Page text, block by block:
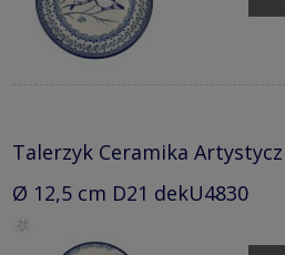
Talerzyk Ceramika
Ø 12,5 cm D21 dekU4830